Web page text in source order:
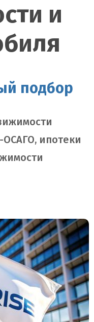
и
подбор
ОСАГО, ипотеки